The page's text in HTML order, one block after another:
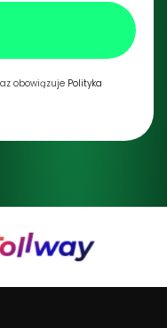
obowiązuje Polityka